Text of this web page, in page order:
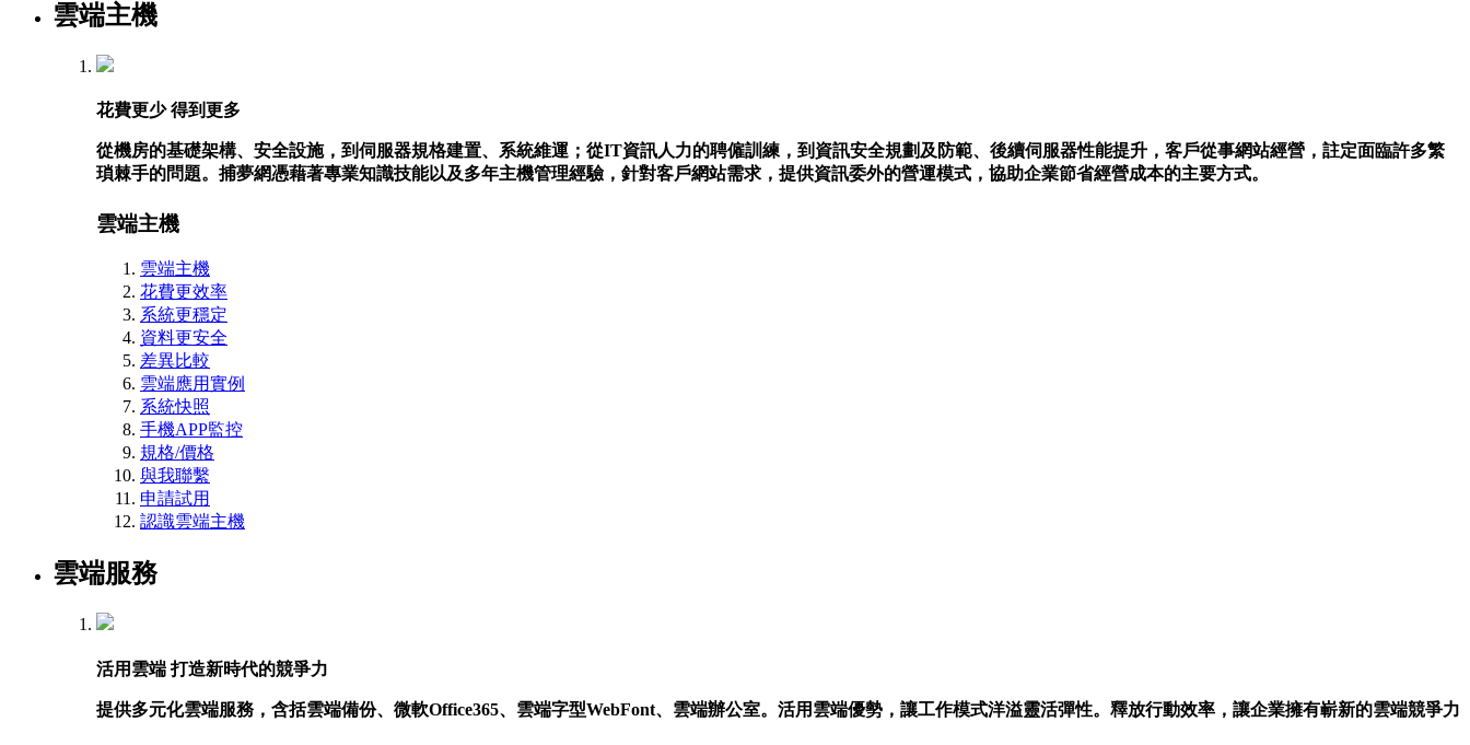
雲端主機
花費更少 得到更多
從機房的基礎架構、安全設施，到伺服器規格建置、系統維運；從IT資訊人力的聘僱訓練，到資訊安全規劃及防範、後續伺服器性能提升，客戶從事網站經營，註定面臨許多繁
瑣棘手的問題。捕夢網憑藉著專業知識技能以及多年主機管理經驗，針對客戶網站需求，提供資訊委外的營運模式，協助企業節省經營成本的主要方式。
雲端主機
雲端主機
花費更效率
系統更穩定
資料更安全
差異比較
雲端應用實例
系統快照
手機APP監控
規格/價格
與我聯繫
申請試用
認識雲端主機
雲端服務
活用雲端 打造新時代的競爭力
提供多元化雲端服務，含括雲端備份、微軟Office365、雲端字型WebFont、雲端辦公室。活用雲端優勢，讓工作模式洋溢靈活彈性。釋放行動效率，讓企業擁有嶄新的雲端競爭力